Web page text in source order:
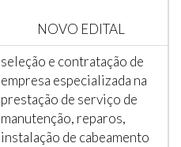
NOVO EDITAL
seleção e contratação de
empresa especializada na
prestação de serviço de
manutenção, reparos,
instalação de cabeamento